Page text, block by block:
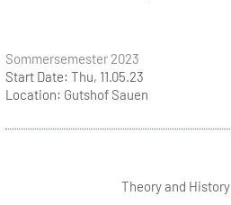
Sommersemester 2023
Start Date: Thu, 11.05.23
Location: Gutshof Sauen
Theory and History